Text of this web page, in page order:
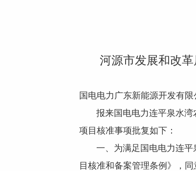
河源市发展和改
国电电力广东新能源开发有限
报来国电电力连平泉水湾
项目核准事项批复如下：
一、为满足国电电力连平
目核准和备案管理条例》，